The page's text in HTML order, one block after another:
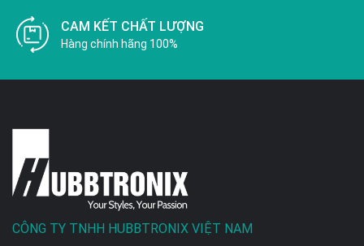
CAM KẾT CHẤT LƯỢNG
Hàng chính hãng 100%
CÔNG TY TNHH HUBBTRONIX VIỆT NAM